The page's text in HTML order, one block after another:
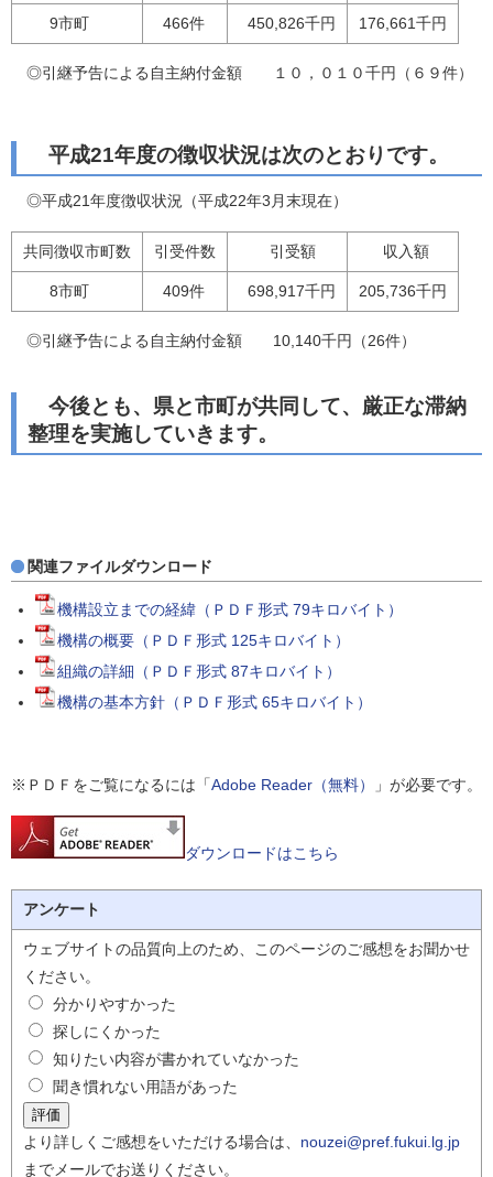
9市町 466件 450,826千円 176,661千円
◎引継予告による自主納付金額 １０，０１０千円（６９件）
平成21年度の徴収状況は次のとおりです。
◎平成21年度徴収状況（平成22年3月末現在）
共同徴収市町数 引受件数 引受額 収入額
8市町 409件 698,917千円 205,736千円
◎引継予告による自主納付金額 10,140千円（26件）
今後とも、県と市町が共同して、厳正な滞納
整理を実施していきます。
関連ファイルダウンロード
機構設立までの経緯（ＰＤＦ形式 79キロバイト）
機構の概要（ＰＤＦ形式 125キロバイト）
組織の詳細（ＰＤＦ形式 87キロバイト）
機構の基本方針（ＰＤＦ形式 65キロバイト）
※ＰＤＦをご覧になるには「Adobe Reader（無料） 」が必要です。
ダウンロードはこちら
アンケート
ウェブサイトの品質向上のため、このページのご感想をお聞かせ
ください。
分かりやすかった
探しにくかった
知りたい内容が書かれていなかった
聞き慣れない用語があった
より詳しくご感想をいただける場合は、 nouzei@pref.fukui.lg.jp
までメールでお送りください。